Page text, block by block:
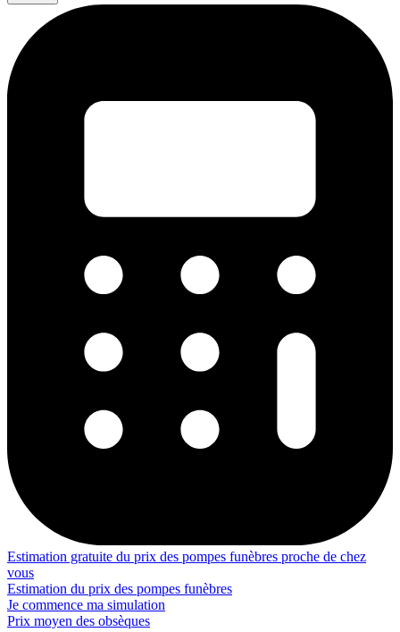
Estimation gratuite du prix des pompes funèbres proche de chez
vous
Estimation du prix des pompes funèbres
Je commence ma simulation
Prix moyen des obsèques